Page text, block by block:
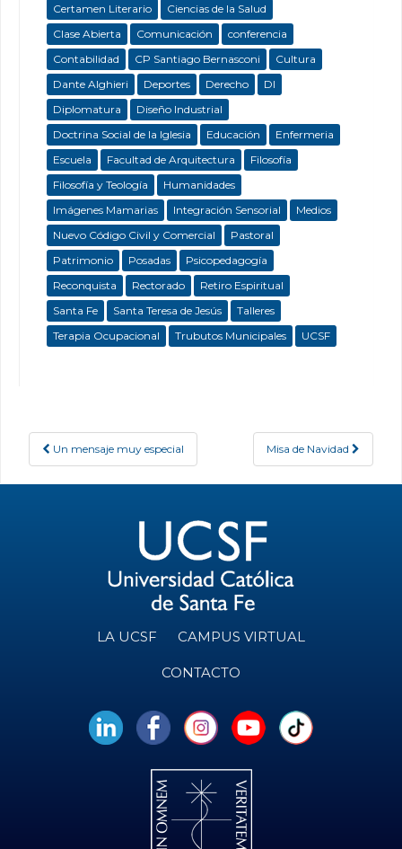
Certamen Literario
Ciencias de la Salud
Clase Abierta
Comunicación
conferencia
Contabilidad
CP Santiago Bernasconi
Cultura
Dante Alghieri
Deportes Derecho
DI
Diplomatura
Diseño Industrial
Doctrina Social de la Iglesia
Educación
Enfermeria
Escuela
Facultad de Arquitectura
Filosofía
Filosofía y Teología
Humanidades
Imágenes Mamarias
Integración Sensorial
Medios
Nuevo Código Civil y Comercial
Pastoral
Patrimonio
Posadas
Psicopedagogía
Reconquista
Rectorado
Retiro Espiritual
Santa Fe
Santa Teresa de Jesús
Talleres
Terapia Ocupacional
Trubutos Municipales UCSF
Post navigation
Un mensaje muy especial Misa de Navidad
LA UCSF CAMPUS VIRTUAL
CONTACTO